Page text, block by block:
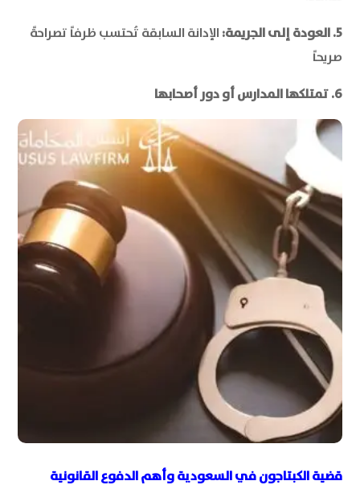
5. العودة إلى الجريمة:
الإدانة السابقة تُحتسب ظرفاً تصراحةً
صريحاً
6. تمتلكها المدارس أو دور أصحابها
قضية الكبتاجون في السعودية وأهم الدفوع القانونية